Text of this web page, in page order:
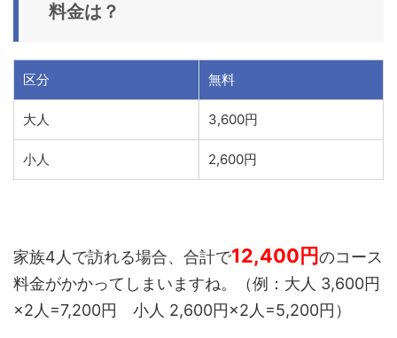
料金は？
区分 無料
大人 3,600円
小人 2,600円
家族4 人で訪れる場合、合計で12,400円のコース
料金がかかってしまいますね。（例：大人 3,600円
×2 人 =7,200円 小人 2,600円×2 人 =5,200円）